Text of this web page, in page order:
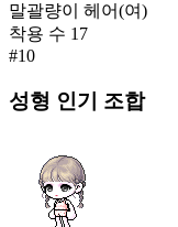
말괄량이 헤어(여)
착용 수 17
#10
성형 인기 조합